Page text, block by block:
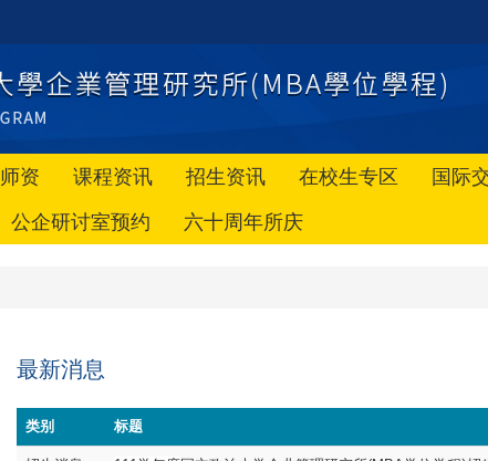
师资 课程资讯 招生资讯 在校生专区 国际
公企研讨室预约 六十周年所庆
最新消息
类别 标题